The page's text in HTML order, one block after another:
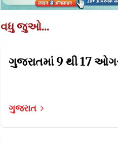
વધુ જુઓ...
ગુજરાત